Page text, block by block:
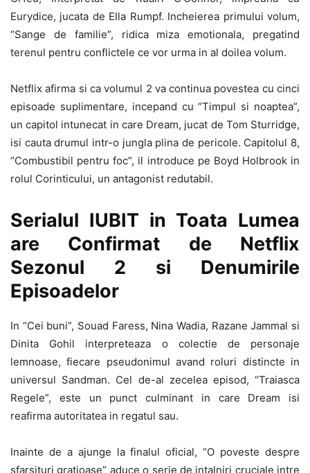
Eurydice, jucata de Ella Rumpf. Incheierea primului volum,
“Sange de familie”, ridica miza emotionala, pregatind
terenul pentru conflictele ce vor urma in al doilea volum.
Netflix afirma si ca volumul 2 va continua povestea cu cinci
episoade suplimentare, incepand cu “Timpul si noaptea”,
un capitol intunecat in care Dream, jucat de Tom Sturridge,
isi cauta drumul intr-o jungla plina de pericole. Capitolul 8,
“Combustibil pentru foc”, il introduce pe Boyd Holbrook in
rolul Corinticului, un antagonist redutabil.
Serialul IUBIT in Toata Lumea
are Confirmat de Netflix
Sezonul 2 si Denumirile
Episoadelor
In “Cei buni”, Souad Faress, Nina Wadia, Razane Jammal si
Dinita Gohil interpreteaza o colectie de personaje
lemnoase, fiecare pseudonimul avand roluri distincte in
universul Sandman. Cel de-al zecelea episod, “Traiasca
Regele”, este un punct culminant in care Dream isi
reafirma autoritatea in regatul sau.
Inainte de a ajunge la finalul oficial, “O poveste despre
sfarsituri gratioase” aduce o serie de intalniri cruciale intre